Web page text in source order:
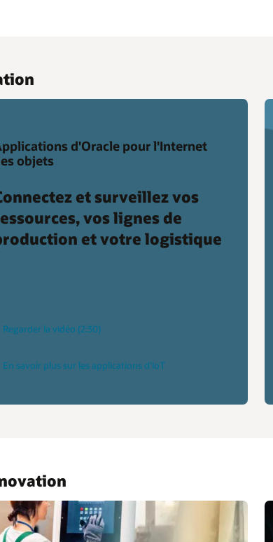
d'Oracle pour l'Internet
objets
et surveillez vos
vos lignes de
et votre logistique
Regarder la vidéo (2:30)
En savoir plus sur les applications d'IoT